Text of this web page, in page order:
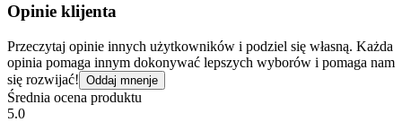
Opinie klijenta
Przeczytaj opinie innych użytkowników i podziel się własną. Każda
opinia pomaga innym dokonywać lepszych wyborów i pomaga nam
się rozwijać! Oddaj mnenje
Średnia ocena produktu
5.0